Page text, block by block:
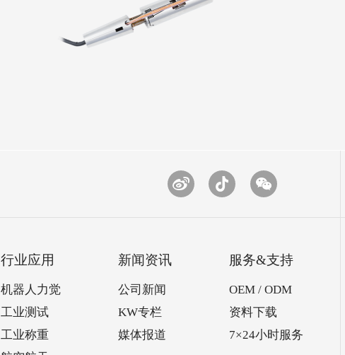
行业应用
机器人力觉
工业测试
工业称重
新闻资讯
公司新闻
KW专栏
媒体报道
服务&支持
OEM / ODM
资料下载
7×24小时服务